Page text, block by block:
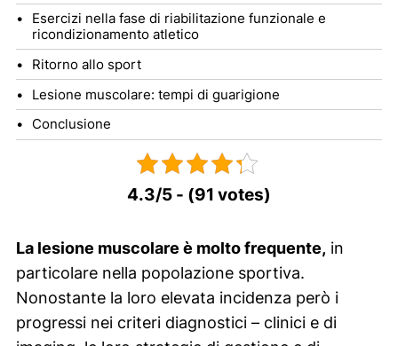
Esercizi nella fase di riabilitazione funzionale e
ricondizionamento atletico
Ritorno allo sport
Lesione muscolare: tempi di guarigione
Conclusione
4.3/5 - (91 votes)
La lesione muscolare è molto frequente, in
particolare nella popolazione sportiva.
Nonostante la loro elevata incidenza però i
progressi nei criteri diagnostici – clinici e di